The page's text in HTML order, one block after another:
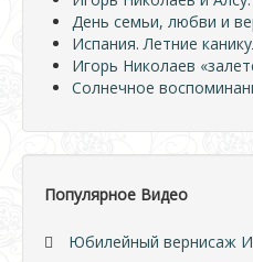
День семьи, любви и
Испания. Летние
Игорь Николаев
Солнечное
Популярное Видео
Юбилейный вернисаж